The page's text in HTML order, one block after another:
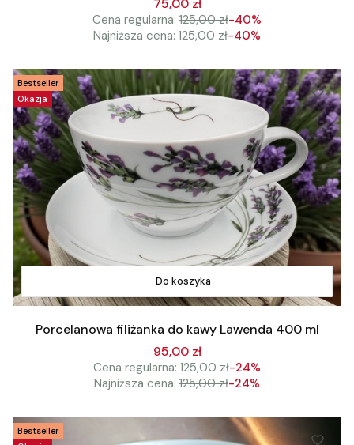
75,00 zł
Cena regularna: 125,00 zł-40%
Najniższa cena: 125,00 zł-40%
Okazja
Bestseller
Do koszyka
Porcelanowa filiżanka do kawy Lawenda 400 ml
95,00 zł
Cena regularna: 125,00 zł-24%
Najniższa cena: 125,00 zł-24%
Bestseller